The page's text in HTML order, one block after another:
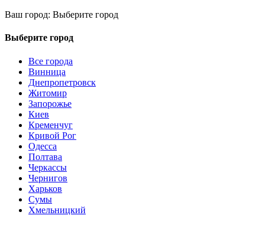
Ваш город: Выберите город
Выберите город
Все города
Винница
Днепропетровск
Житомир
Запорожье
Киев
Кременчуг
Кривой Рог
Одесса
Полтава
Черкассы
Чернигов
Харьков
Сумы
Хмельницкий